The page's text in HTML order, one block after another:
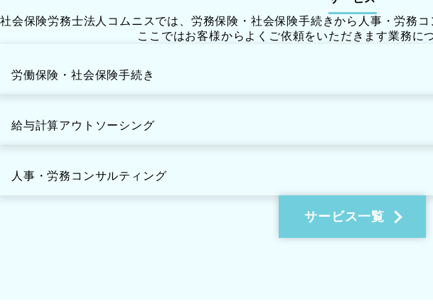
社会保険労務士法人コムニスでは、労務保険・社会保険手続きから人事・労務
ここではお客様からよくご依頼をいただきます業務に
労働保険・社会保険手続き
給与計算アウトソーシング
人事・労務コンサルティング
サービス一覧